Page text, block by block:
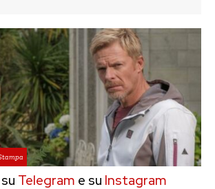
Telegram e su Instagram